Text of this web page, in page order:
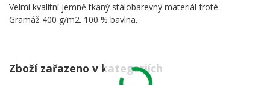
Velmi kvalitní jemně tkaný stálobarevný materiál froté.
Gramáž 400 g/m2. 100 % bavlna.
Zboží zařazeno v kategoriích